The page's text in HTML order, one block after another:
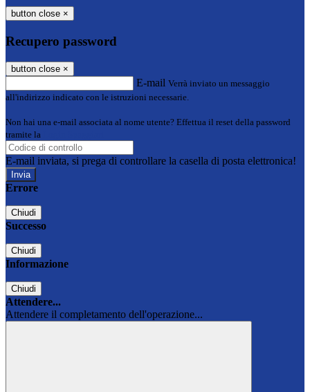
button close ×
Recupero password
button close ×
E-mail Verrà inviato un messaggio
all'indirizzo indicato con le istruzioni necessarie.
Non hai una e-mail associata al nome utente? Effettua il reset della password
tramite la
E-mail inviata, si prega di controllare la casella di posta elettronica!
Errore
Chiudi
Successo
Chiudi
Informazione
Chiudi
Attendere...
Attendere il completamento dell'operazione...